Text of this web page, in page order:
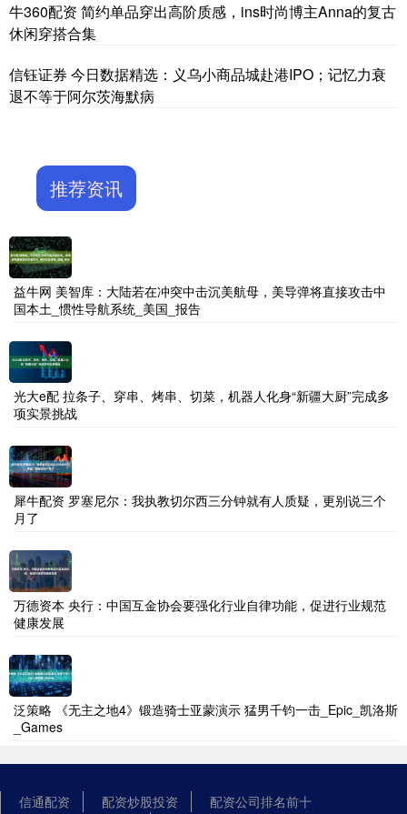
牛360配资 简约单品穿出高阶质感，ins时尚博主Anna的复古
休闲穿搭合集
信钰证券 今日数据精选：义乌小商品城赴港IPO；记忆力衰
退不等于阿尔茨海默病
推荐资讯
益牛网 美智库：大陆若在冲突中击沉美航母，美导弹将直接攻击中
国本土_惯性导航系统_美国_报告
光大e配 拉条子、穿串、烤串、切菜，机器人化身“新疆大厨”完成多
项实景挑战
犀牛配资 罗塞尼尔：我执教切尔西三分钟就有人质疑，更别说三个
月了
万德资本 央行：中国互金协会要强化行业自律功能，促进行业规范
健康发展
泛策略 《无主之地4》锻造骑士亚蒙演示 猛男千钧一击_Epic_凯洛斯
_Games
信通配资 配资炒股投资
配资公司排名前十